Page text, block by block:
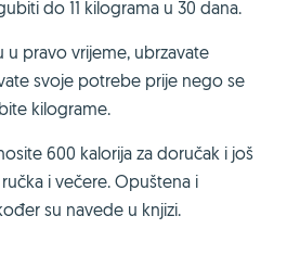
do 11 kilograma u 30 dana.
u pravo vrijeme, ubrzavate
svoje potrebe prije nego se
kilograme.
600 kalorija za doručak i još
i večere. Opuštena i
su navede u knjizi.